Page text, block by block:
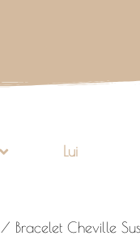
Lui
/ Bracelet Cheville